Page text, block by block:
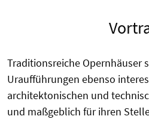
Traditionsreiche Opernhäuser
Uraufführungen ebenso
architektonischen und
und maßgeblich für ihren